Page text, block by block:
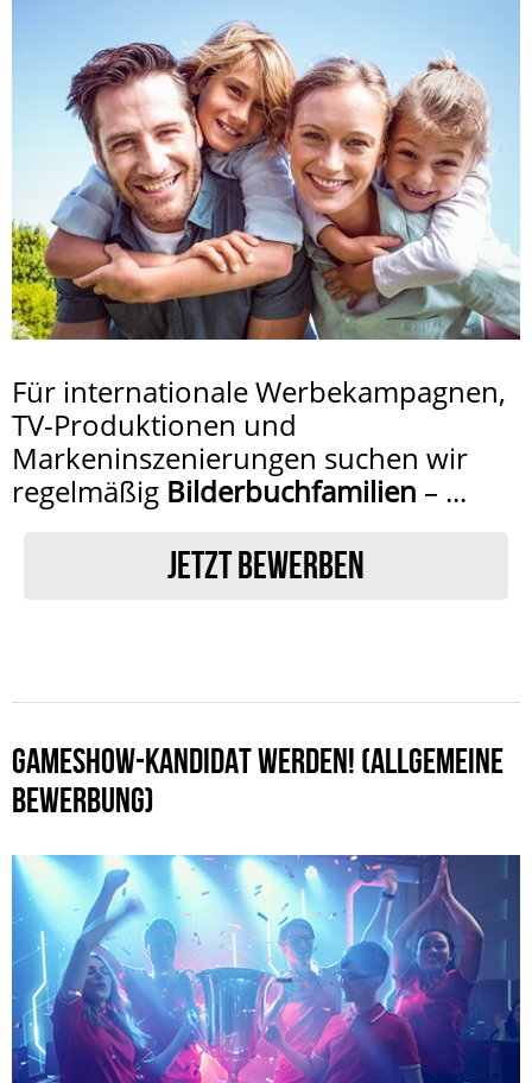
Für internationale Werbekampagnen,
TV-Produktionen und
Markeninszenierungen suchen wir
regelmäßig Bilderbuchfamilien – ...
JETZT BEWERBEN
GAMESHOW-KANDIDAT WERDEN! (ALLGEMEINE
BEWERBUNG)